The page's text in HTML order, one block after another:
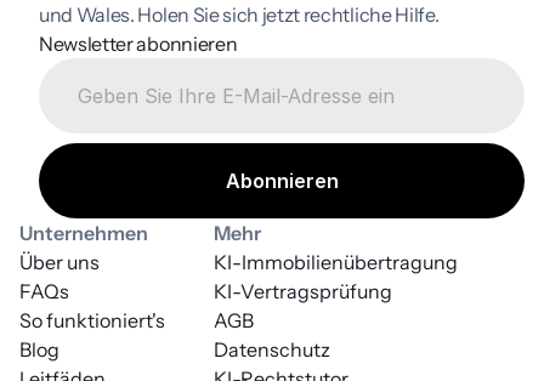
und Wales. Holen Sie sich jetzt rechtliche Hilfe.
Newsletter abonnieren
Unternehmen
Über uns
FAQs
So funktioniert's
Blog
Mehr
AGB
KI-Vertragsprüfung
Datenschutz
KI-Immobilienübertragung